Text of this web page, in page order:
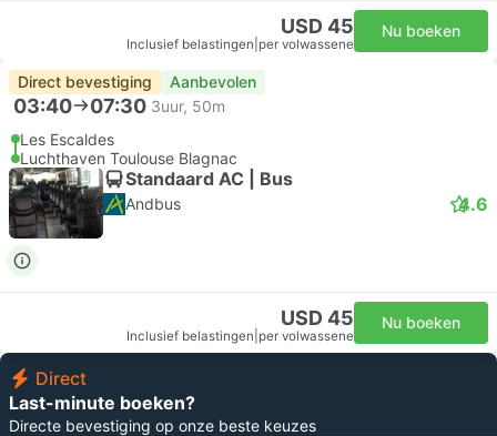
USD 45
Inclusief belastingen per volwassene
Nu boeken
Direct bevestiging Aanbevolen
03:40 07:30 3uur, 50m
Les Escaldes
Luchthaven Toulouse Blagnac
Standaard AC | Bus
Andbus 4.6
USD 45
Inclusief belastingen per volwassene
Nu boeken
Direct
Last-minute boeken?
Directe bevestiging op onze beste keuzes